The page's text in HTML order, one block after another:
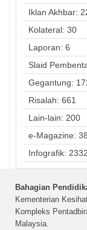
Iklan Akhbar:
Kolateral: 30
Laporan: 6
Slaid
Gegantung:
Risalah: 661
Lain-lain: 200
e-Magazine: 38
Infografik: 2332
Bahagian
Kementerian
Kompleks
Malaysia.